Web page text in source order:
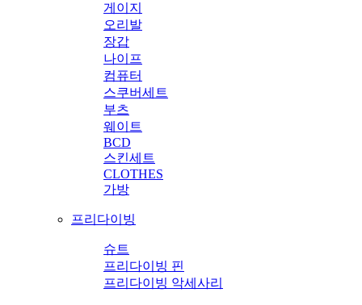
게이지
오리발
장갑
나이프
컴퓨터
스쿠버세트
부츠
웨이트
BCD
스킨세트
CLOTHES
가방
프리다이빙
슈트
프리다이빙 핀
프리다이빙 악세사리